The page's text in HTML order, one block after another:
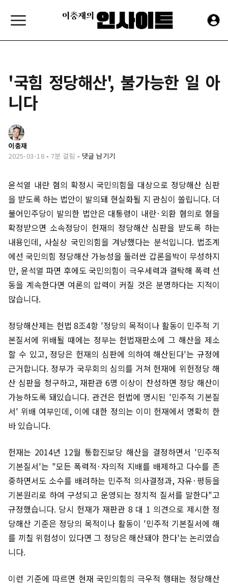
'국힘 정당해산', 불가능한 일 아
니다
이충재
2025-03-18 - 7분 걸림 - 댓글 남기기
윤석열 내란 혐의 확정시 국민의힘을 대상으로 정당해산 심판
을 받도록 하는 법안이 발의돼 현실화될 지 관심이 쏠립니다. 더
불어민주당이 발의한 법안은 대통령이 내란·외환 혐의로 형을
확정받으면 소속정당이 헌재의 정당해산 심판을 받도록 하는
내용인데, 사실상 국민의힘을 겨냥했다는 분석입니다. 법조계
에선 국민의힘 정당해산 가능성을 둘러싼 갑론을박이 무성하지
만, 윤석열 파면 후에도 국민의힘이 극우세력과 결탁해 폭력 선
동을 계속한다면 여론의 압력이 커질 것은 분명하다는 지적이
많습니다.
정당해산제는 헌법 8조4항 '정당의 목적이나 활동이 민주적 기
본질서에 위배될 때에는 정부는 헌법재판소에 그 해산을 제소
할 수 있고, 정당은 헌재의 심판에 의하여 해산된다'는 규정에
근거합니다. 정부가 국무회의 심의를 거쳐 헌재에 위헌정당 해
산 심판을 청구하고, 재판관 6명 이상이 찬성하면 정당 해산이
가능하도록 돼있습니다. 관건은 헌법에 명시된 '민주적 기본질
서' 위배 여부인데, 이에 대한 정의는 이미 헌재에서 명확히 한
바 있습니다.
헌재는 2014년 12월 통합진보당 해산을 결정하면서 '민주적
기본질서'는 "모든 폭력적·자의적 지배를 배제하고 다수를 존
중하면서도 소수를 배려하는 민주적 의사결정과, 자유·평등을
기본원리로 하여 구성되고 운영되는 정치적 질서를 말한다"고
규정했습니다. 당시 헌재가 재판관 8 대 1 의견으로 제시한 정
당해산 기준은 정당의 목적이나 활동이 '민주적 기본질서에 해
를 끼칠 위험성이 있다면 그 정당은 해산돼야 한다'는 논리였습
니다.
이런 기준에 따르면 현재 국민의힘의 극우적 행태는 정당해산